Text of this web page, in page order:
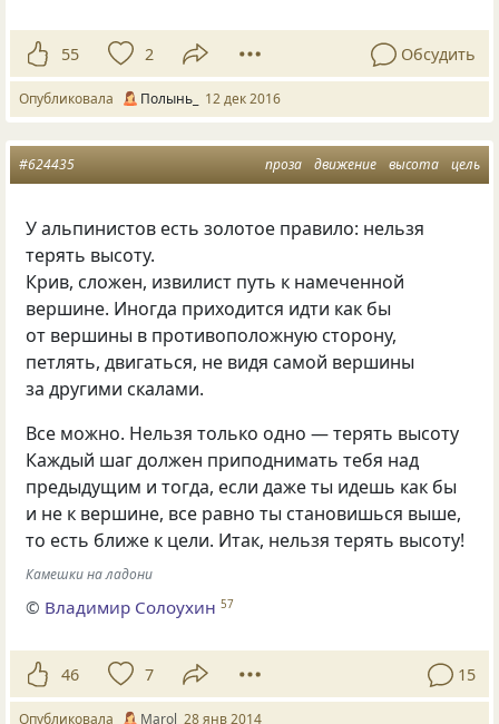
55 2 Обсудить
Опубликовала Полынь_ 12 дек 2016
проза движение высота цель
#624435
У альпинистов есть золотое правило: нельзя
терять высоту.
Крив, сложен, извилист путь к намеченной
вершине. Иногда приходится идти как бы
от вершины в противоположную сторону,
петлять, двигаться, не видя самой вершины
за другими скалами.
Все можно. Нельзя только одно — терять высоту
Каждый шаг должен приподнимать тебя над
предыдущим и тогда, если даже ты идешь как бы
и не к вершине, все равно ты становишься выше,
то есть ближе к цели. Итак, нельзя терять высоту!
Камешки на ладони
© Владимир Солоухин 57
46 7 15
Опубликовала Marol 28 янв 2014